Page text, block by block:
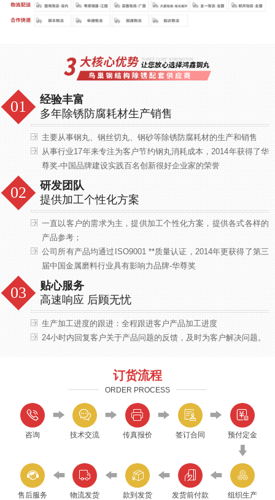
经验丰富
多年除锈防腐耗材生产销售
主要从事钢丸、钢丝切丸、钢砂等除锈防腐耗材的生产和销售
从事行业17年来专注为客户节约钢丸消耗成本，2014年获得了华
尊奖-中国品牌建设实践百名创新很好企业家的荣誉
研发团队
提供加工个性化方案
一直以客户的需求为主，提供加工个性化方案，提供各式各样的
产品参考；
公司所有产品均通过ISO9001 **质量认证，2014年更获得了第三
届中国金属磨料行业具有影响力品牌-华尊奖
贴心服务
高速响应 后顾无忧
生产加工进度的跟进：全程跟进客户产品加工进度
24小时内回复客户关于产品问题的反馈，及时为客户解决问题。
订货流程
ORDER PROCESS
咨询 技术交流 传真报价 签订合同 预付定金
组织生产
发货前付款
款到发货
物流发货
售后服务